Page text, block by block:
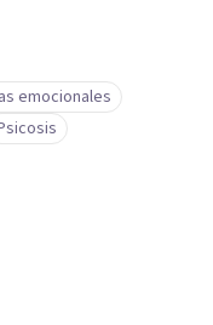
emocionales